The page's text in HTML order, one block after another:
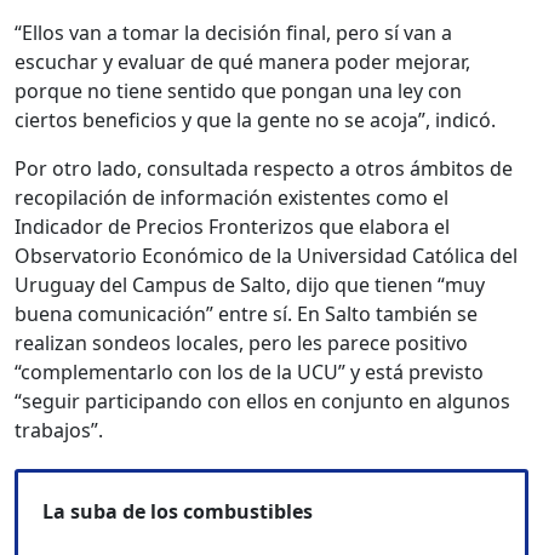
“Ellos van a tomar la decisión final, pero sí van a
escuchar y evaluar de qué manera poder mejorar,
porque no tiene sentido que pongan una ley con
ciertos beneficios y que la gente no se acoja”, indicó.
Por otro lado, consultada respecto a otros ámbitos de
recopilación de información existentes como el
Indicador de Precios Fronterizos que elabora el
Observatorio Económico de la Universidad Católica del
Uruguay del Campus de Salto, dijo que tienen “muy
buena comunicación” entre sí. En Salto también se
realizan sondeos locales, pero les parece positivo
“complementarlo con los de la UCU” y está previsto
“seguir participando con ellos en conjunto en algunos
trabajos”.
La suba de los combustibles